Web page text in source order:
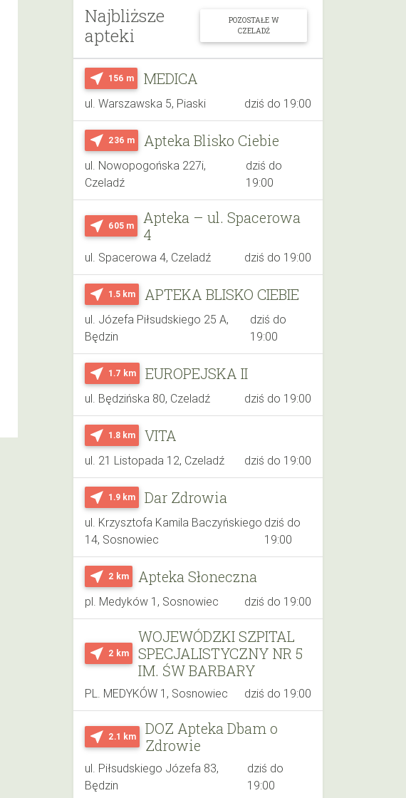
Najbliższe
apteki
POZOSTAŁE W
CZELADŹ
near_me 156 m MEDICA
ul. Warszawska 5, Piaski dziś do 19:00
near_me 236 m Apteka Blisko Ciebie
ul. Nowopogońska 227i,
Czeladź
dziś do
19:00
near_me 605 m
Apteka – ul. Spacerowa
4
ul. Spacerowa 4, Czeladź dziś do 19:00
near_me 1.5 km APTEKA BLISKO CIEBIE
ul. Józefa Piłsudskiego 25 A,
Będzin
dziś do
19:00
near_me 1.7 km EUROPEJSKA II
ul. Będzińska 80, Czeladź dziś do 19:00
near_me 1.8 km VITA
ul. 21 Listopada 12, Czeladź dziś do 19:00
near_me 1.9 km Dar Zdrowia
ul. Krzysztofa Kamila Baczyńskiego
14, Sosnowiec
dziś do
19:00
near_me 2 km Apteka Słoneczna
pl. Medyków 1, Sosnowiec dziś do 19:00
near_me 2 km
WOJEWÓDZKI SZPITAL
SPECJALISTYCZNY NR 5
IM. ŚW BARBARY
PL. MEDYKÓW 1, Sosnowiec dziś do 19:00
near_me 2.1 km
DOZ Apteka Dbam o
Zdrowie
ul. Piłsudskiego Józefa 83,
Będzin
dziś do
19:00